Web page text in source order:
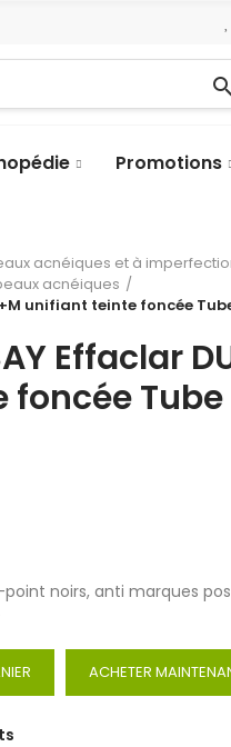
search
Promotions
acnéiques et à
acnéiques
unifiant teinte foncée
Effaclar
Tube
noirs, anti marques
ACHETER